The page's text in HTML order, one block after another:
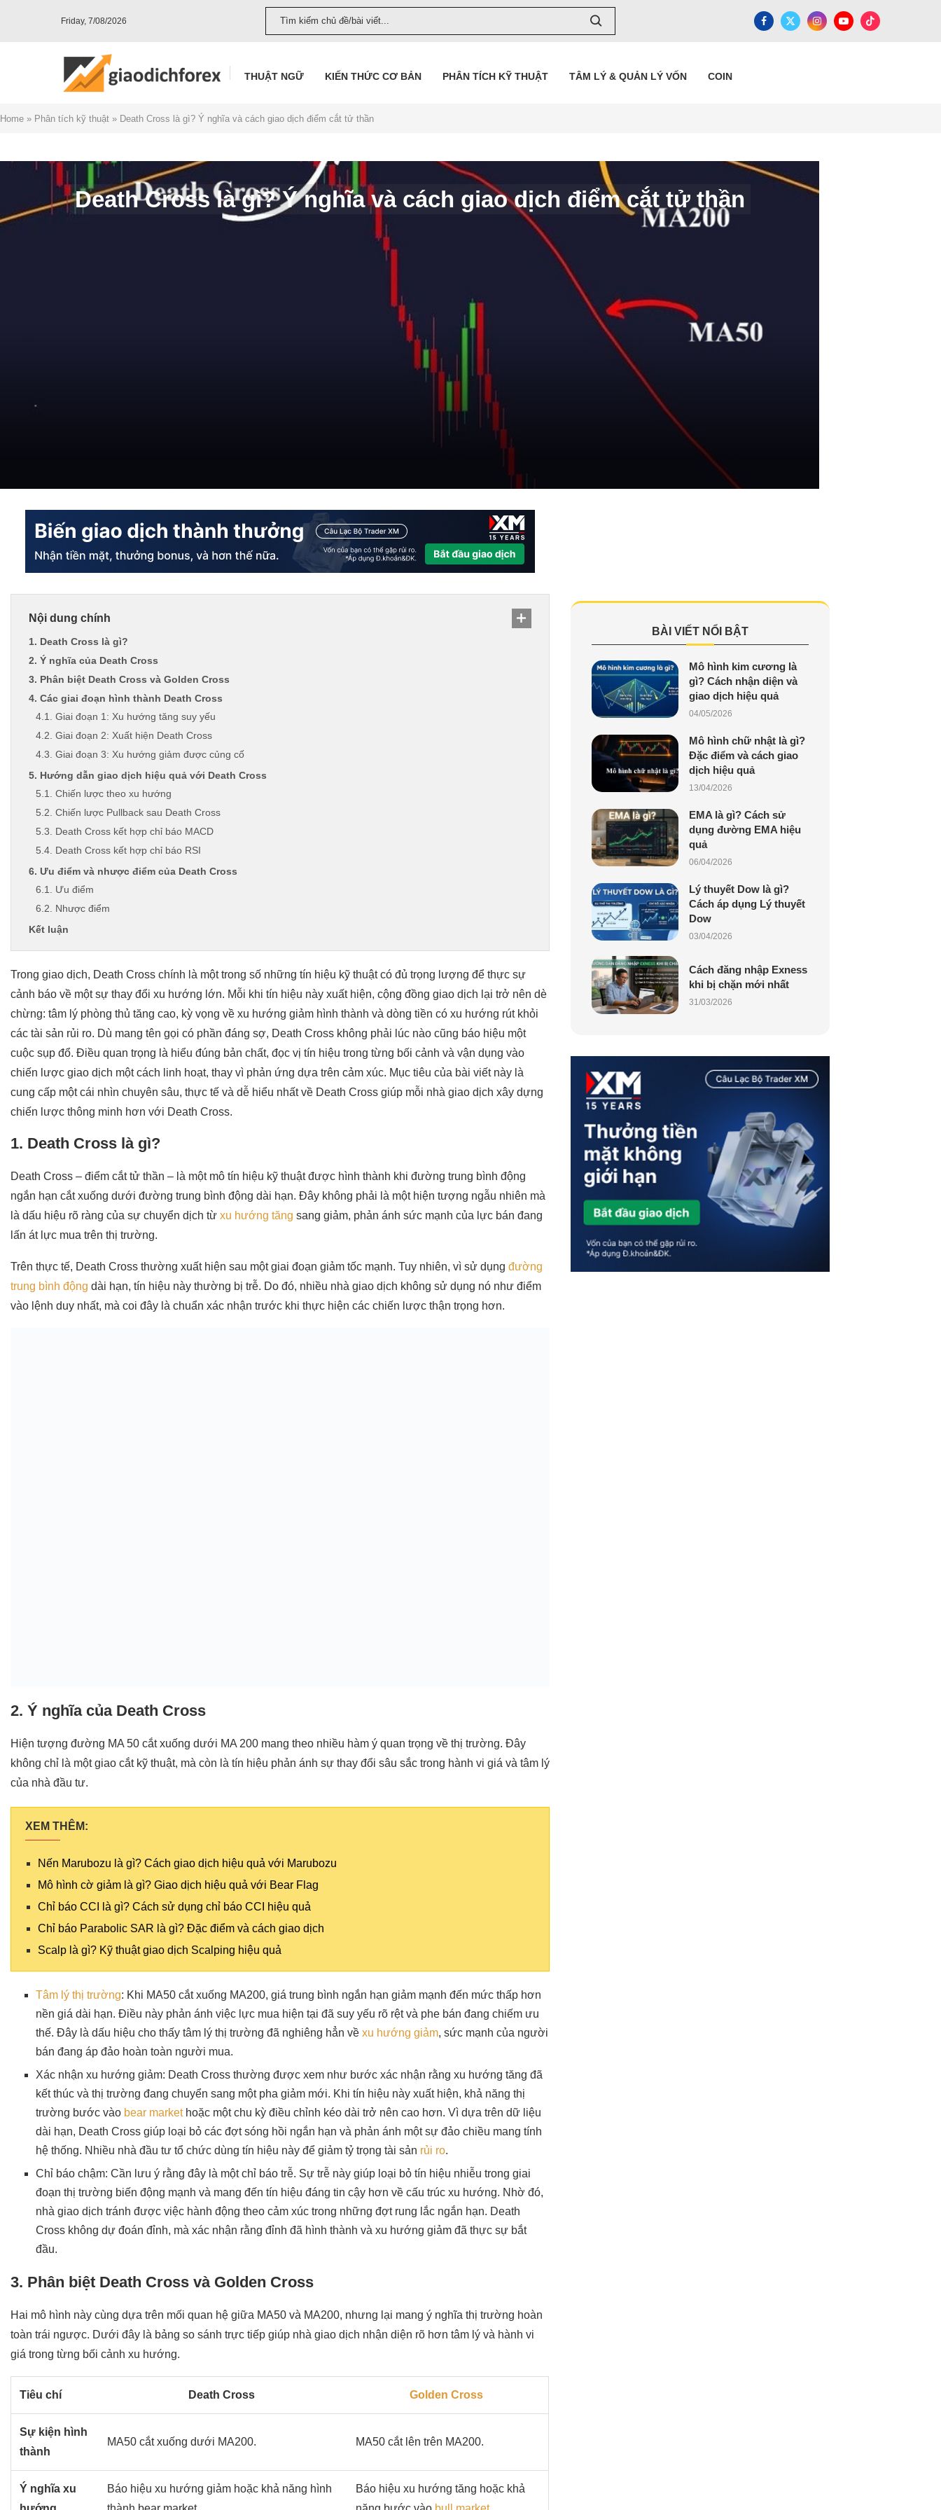
Friday, 7/08/2026
THUẬT NGỮ KIẾN THỨC CƠ BẢN PHÂN TÍCH KỸ THUẬT TÂM LÝ & QUẢN LÝ VỐN COIN
Home » Phân tích kỹ thuật » Death Cross là gì? Ý nghĩa và cách giao dịch điểm cắt tử thần
Death Cross là gì? Ý nghĩa và cách giao dịch điểm cắt tử thần
Nội dung chính
1. Death Cross là gì?
2. Ý nghĩa của Death Cross
3. Phân biệt Death Cross và Golden Cross
4. Các giai đoạn hình thành Death Cross
4.1. Giai đoạn 1: Xu hướng tăng suy yếu
4.2. Giai đoạn 2: Xuất hiện Death Cross
4.3. Giai đoạn 3: Xu hướng giảm được củng cố
5. Hướng dẫn giao dịch hiệu quả với Death Cross
5.1. Chiến lược theo xu hướng
5.2. Chiến lược Pullback sau Death Cross
5.3. Death Cross kết hợp chỉ báo MACD
5.4. Death Cross kết hợp chỉ báo RSI
6. Ưu điểm và nhược điểm của Death Cross
6.1. Ưu điểm
6.2. Nhược điểm
Kết luận
Trong giao dịch, Death Cross chính là một trong số những tín hiệu kỹ thuật có đủ trọng lượng để thực sự
cảnh báo về một sự thay đổi xu hướng lớn. Mỗi khi tín hiệu này xuất hiện, cộng đồng giao dịch lại trở nên dè
chừng: tâm lý phòng thủ tăng cao, kỳ vọng về xu hướng giảm hình thành và dòng tiền có xu hướng rút khỏi
các tài sản rủi ro. Dù mang tên gọi có phần đáng sợ, Death Cross không phải lúc nào cũng báo hiệu một
cuộc sụp đổ. Điều quan trọng là hiểu đúng bản chất, đọc vị tín hiệu trong từng bối cảnh và vận dụng vào
chiến lược giao dịch một cách linh hoạt, thay vì phản ứng dựa trên cảm xúc. Mục tiêu của bài viết này là
cung cấp một cái nhìn chuyên sâu, thực tế và dễ hiểu nhất về Death Cross giúp mỗi nhà giao dịch xây dựng
chiến lược thông minh hơn với Death Cross.
1. Death Cross là gì?
Death Cross – điểm cắt tử thần – là một mô tín hiệu kỹ thuật được hình thành khi đường trung bình động
ngắn hạn cắt xuống dưới đường trung bình động dài hạn. Đây không phải là một hiện tượng ngẫu nhiên mà
là dấu hiệu rõ ràng của sự chuyển dịch từ xu hướng tăng sang giảm, phản ánh sức mạnh của lực bán đang
lấn át lực mua trên thị trường.
Trên thực tế, Death Cross thường xuất hiện sau một giai đoạn giảm tốc mạnh. Tuy nhiên, vì sử dụng đường
trung bình động dài hạn, tín hiệu này thường bị trễ. Do đó, nhiều nhà giao dịch không sử dụng nó như điểm
vào lệnh duy nhất, mà coi đây là chuẩn xác nhận trước khi thực hiện các chiến lược thận trọng hơn.
2. Ý nghĩa của Death Cross
Hiện tượng đường MA 50 cắt xuống dưới MA 200 mang theo nhiều hàm ý quan trọng về thị trường. Đây
không chỉ là một giao cắt kỹ thuật, mà còn là tín hiệu phản ánh sự thay đổi sâu sắc trong hành vi giá và tâm lý
của nhà đầu tư.
XEM THÊM:
Nến Marubozu là gì? Cách giao dịch hiệu quả với Marubozu
Mô hình cờ giảm là gì? Giao dịch hiệu quả với Bear Flag
Chỉ báo CCI là gì? Cách sử dụng chỉ báo CCI hiệu quả
Chỉ báo Parabolic SAR là gì? Đặc điểm và cách giao dịch
Scalp là gì? Kỹ thuật giao dịch Scalping hiệu quả
Tâm lý thị trường: Khi MA50 cắt xuống MA200, giá trung bình ngắn hạn giảm mạnh đến mức thấp hơn
nền giá dài hạn. Điều này phản ánh việc lực mua hiện tại đã suy yếu rõ rệt và phe bán đang chiếm ưu
thế. Đây là dấu hiệu cho thấy tâm lý thị trường đã nghiêng hẳn về xu hướng giảm, sức mạnh của người
bán đang áp đảo hoàn toàn người mua.
Xác nhận xu hướng giảm: Death Cross thường được xem như bước xác nhận rằng xu hướng tăng đã
kết thúc và thị trường đang chuyển sang một pha giảm mới. Khi tín hiệu này xuất hiện, khả năng thị
trường bước vào bear markethoặc một chu kỳ điều chỉnh kéo dài trở nên cao hơn. Vì dựa trên dữ liệu
dài hạn, Death Cross giúp loại bỏ các đợt sóng hồi ngắn hạn và phản ánh một sự đảo chiều mang tính
hệ thống. Nhiều nhà đầu tư tổ chức dùng tín hiệu này để giảm tỷ trọng tài sản rủi ro.
Chỉ báo chậm: Cần lưu ý rằng đây là một chỉ báo trễ. Sự trễ này giúp loại bỏ tín hiệu nhiễu trong giai
đoạn thị trường biến động mạnh và mang đến tín hiệu đáng tin cậy hơn về cấu trúc xu hướng. Nhờ đó,
nhà giao dịch tránh được việc hành động theo cảm xúc trong những đợt rung lắc ngắn hạn. Death
Cross không dự đoán đỉnh, mà xác nhận rằng đỉnh đã hình thành và xu hướng giảm đã thực sự bắt
đầu.
3. Phân biệt Death Cross và Golden Cross
Hai mô hình này cùng dựa trên mối quan hệ giữa MA50 và MA200, nhưng lại mang ý nghĩa thị trường hoàn
toàn trái ngược. Dưới đây là bảng so sánh trực tiếp giúp nhà giao dịch nhận diện rõ hơn tâm lý và hành vi
giá trong từng bối cảnh xu hướng.
Tiêu chí Death Cross Golden Cross
Sự kiện hình
thành
MA50 cắt xuống dưới MA200. MA50 cắt lên trên MA200.
Ý nghĩa xu
Báo hiệu xu hướng giảm hoặc khả năng hình
Báo hiệu xu hướng tăng hoặc khả
BÀI VIẾT NỔI BẬT
Mô hình kim cương là
gì? Cách nhận diện và
giao dịch hiệu quả
04/05/2026
Mô hình chữ nhật là gì?
Đặc điểm và cách giao
dịch hiệu quả
13/04/2026
EMA là gì? Cách sử
dụng đường EMA hiệu
quả
06/04/2026
Lý thuyết Dow là gì?
Cách áp dụng Lý thuyết
Dow
03/04/2026
Cách đăng nhập Exness
khi bị chặn mới nhất
31/03/2026